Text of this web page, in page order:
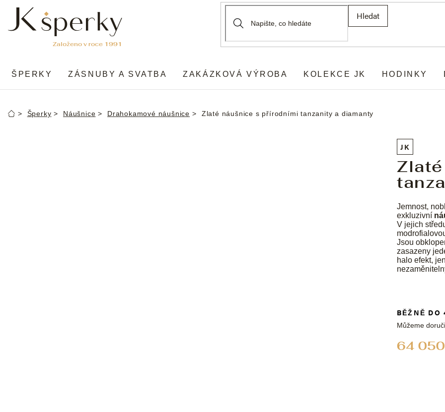
obsah
Hledat
ŠPERKY ZÁSNUBY A SVATBA ZAKÁZKOVÁ VÝROBA KOLEKCE JK HODINKY
DomůŠperky Náušnice Drahokamové náušnice Zlaté náušnice s přírodními tanzanity a diamanty
JK
Jemnost,
exkluzivní
V jejich
Jsou
zasazeny
halo efekt,
64
BĚŽNĚ DO
Můžeme